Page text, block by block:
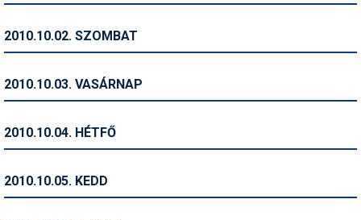
Ingatlan
Kerékpár
2010.10.02. SZOMBAT
2010.10.03. VASÁRNAP
2010.10.04. HÉTFŐ
2010.10.05. KEDD